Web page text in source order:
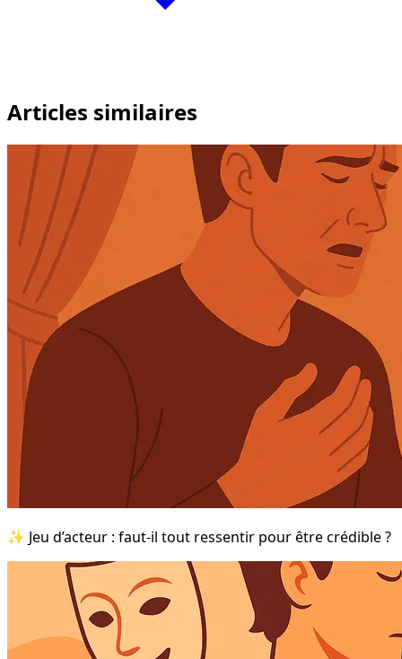
Articles similaires
✨ Jeu d’acteur : faut-il tout ressentir pour être crédible ?